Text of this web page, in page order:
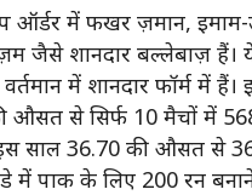
ऑर्डर में फखर ज़मान,
जैसे शानदार बल्लेबाज़ हैं।
में शानदार फॉर्म में
औसत से सिर्फ 10 मैचों में
साल 36.70 की औसत से
में पाक के लिए 200 रन